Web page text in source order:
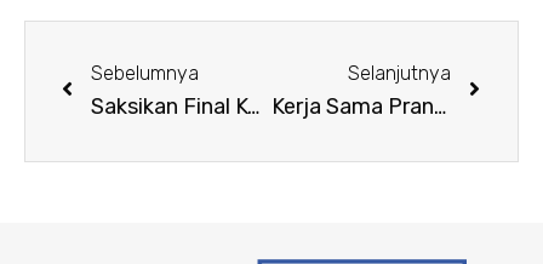
Sebelumnya
Saksikan Final Kompetisi MT180 Indonesia 2024 secara live !
Selanjutnya
Kerja Sama Prancis-Indonesia Melawan Polusi Plastik, Menuju Masa Depan yang Lebih Berkelanjutan dengan OceanKita